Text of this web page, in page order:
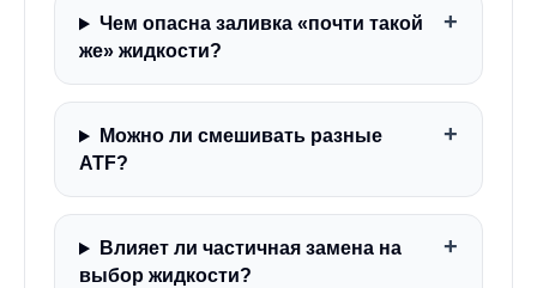
Чем опасна заливка «почти такой
же» жидкости?
Можно ли смешивать разные
ATF?
Влияет ли частичная замена на
выбор жидкости?